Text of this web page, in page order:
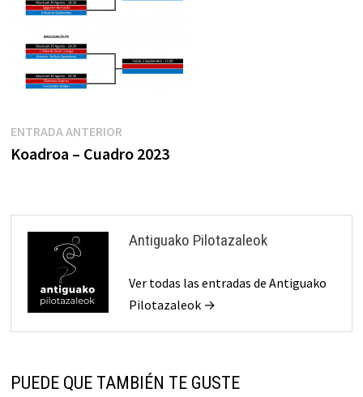
Navegación
de
ENTRADA ANTERIOR
anterior:
Koadroa – Cuadro 2023
Antiguako Pilotazaleok
Ver todas las entradas de Antiguako
Pilotazaleok →
PUEDE QUE TAMBIÉN TE GUSTE